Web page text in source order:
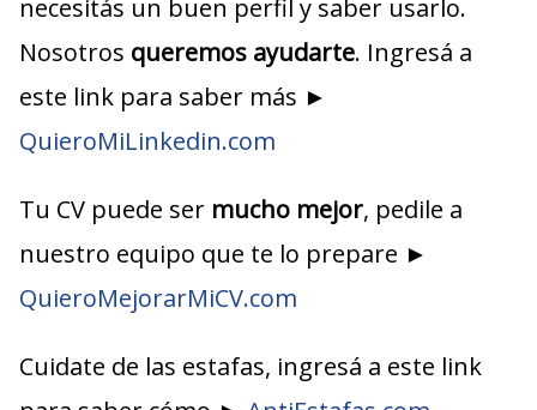
necesitás un buen perfil y saber usarlo.
Nosotros queremos ayudarte. Ingresá a
este link para saber más ►
QuieroMiLinkedin.com
Tu CV puede ser mucho mejor, pedile a
nuestro equipo que te lo prepare ►
QuieroMejorarMiCV.com
Cuidate de las estafas, ingresá a este link